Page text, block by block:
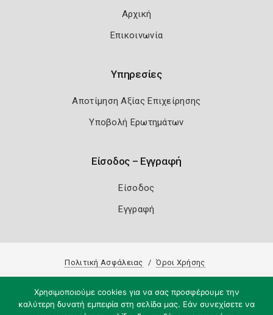
Αρχική
Επικοινωνία
Υπηρεσίες
Αποτίμηση Αξίας Επιχείρησης
Υποβολή Ερωτημάτων
Είσοδος – Εγγραφή
Είσοδος
Εγγραφή
Πολιτική Ασφάλειας Όροι Χρήσης
Χρησιμοποιούμε cookies για να σας προσφέρουμε την
καλύτερη δυνατή εμπειρία στη σελίδα μας. Εάν συνεχίσετε να